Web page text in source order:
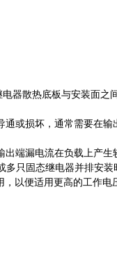
器散热底板与安装面之
或损坏，通常需要在
端漏电流在负载上产生
只固态继电器并排安装
以便适用更高的工作电